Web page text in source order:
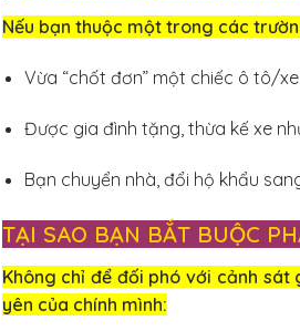
Nếu bạn thuộc một trong các
Vừa “chốt đơn” một chiếc ô tô/
Được gia đình tặng, thừa kế xe
Bạn chuyển nhà, đổi hộ khẩu
TẠI SAO BẠN BẮT BUỘC
Không chỉ để đối phó với cảnh
yên của chính mình: